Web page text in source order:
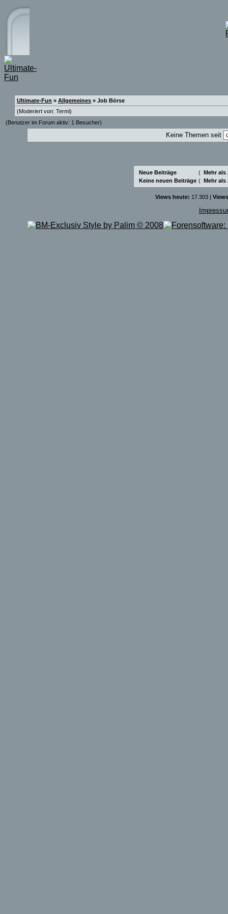
Ultimate-Fun » Allgemeines » Job Börse
(Moderiert von: Termi)
(Benutzer im Forum aktiv: 1 Besucher)
Keine Themen seit
Neue Beiträge ( Mehr als
Keine neuen Beiträge ( Mehr als
Views heute: 17.303 |